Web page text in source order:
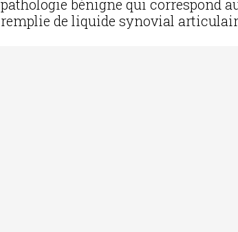
pathologie bénigne qui correspond
remplie de liquide synovial